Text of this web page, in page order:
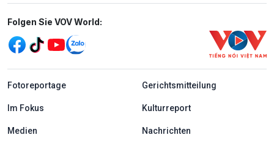
Mạng xã hội
Folgen Sie VOV World:
menu footer tiếng Đức
Fotoreportage Gerichtsmitteilung
Im Fokus Kulturreport
Medien Nachrichten